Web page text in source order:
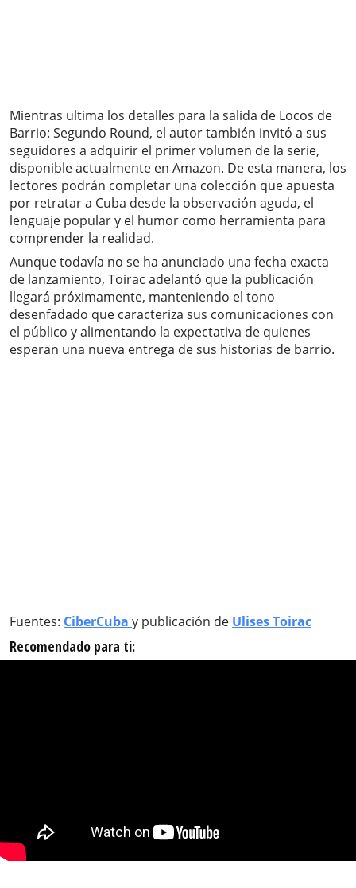
Mientras ultima los detalles para la salida de Locos de
Barrio: Segundo Round, el autor también invitó a sus
seguidores a adquirir el primer volumen de la serie,
disponible actualmente en Amazon. De esta manera, los
lectores podrán completar una colección que apuesta
por retratar a Cuba desde la observación aguda, el
lenguaje popular y el humor como herramienta para
comprender la realidad.
Aunque todavía no se ha anunciado una fecha exacta
de lanzamiento, Toirac adelantó que la publicación
llegará próximamente, manteniendo el tono
desenfadado que caracteriza sus comunicaciones con
el público y alimentando la expectativa de quienes
esperan una nueva entrega de sus historias de barrio.
Fuentes: CiberCuba y publicación de Ulises Toirac
Recomendado para ti: